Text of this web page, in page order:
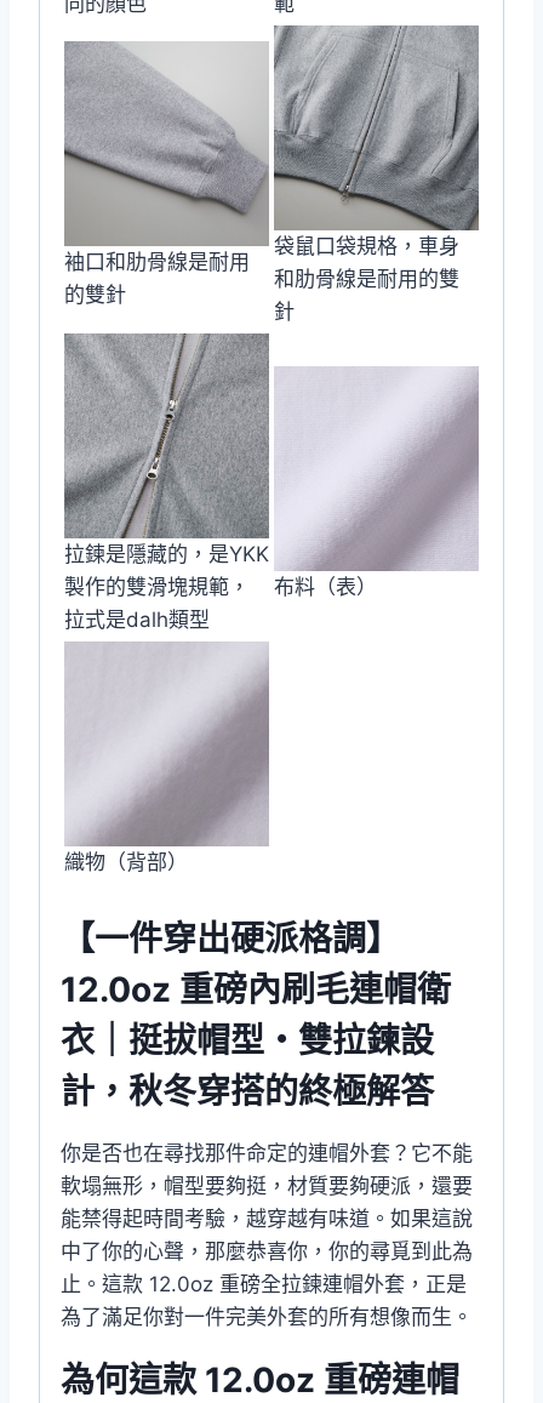
袖口和肋骨線是耐用
的雙針
袋鼠口袋規格，車身
和肋骨線是耐用的雙
針
拉鍊是隱藏的，是YKK
製作的雙滑塊規範，
拉式是dalh類型
布料（表）
織物（背部）
【一件穿出硬派格調】
12.0oz 重磅內刷毛連帽衛
衣｜挺拔帽型・雙拉鍊設
計，秋冬穿搭的終極解答
你是否也在尋找那件命定的連帽外套？它不能
軟塌無形，帽型要夠挺，材質要夠硬派，還要
能禁得起時間考驗，越穿越有味道。如果這說
中了你的心聲，那麼恭喜你，你的尋覓到此為
止。這款 12.0oz 重磅全拉鍊連帽外套，正是
為了滿足你對一件完美外套的所有想像而生。
為何這款 12.0oz 重磅連帽